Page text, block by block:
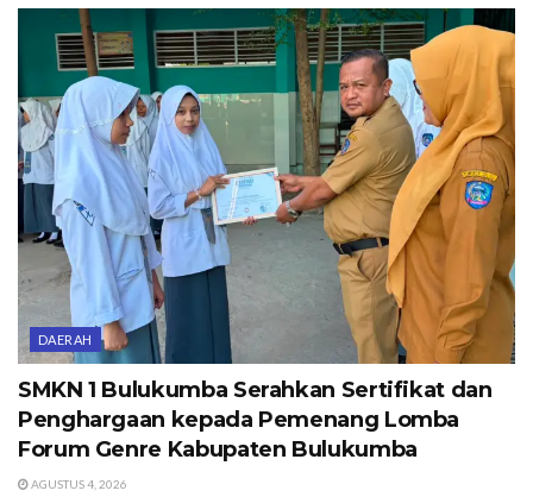
DAERAH
SMKN 1 Bulukumba Serahkan Sertifikat dan
Penghargaan kepada Pemenang Lomba
Forum Genre Kabupaten Bulukumba
AGUSTUS 4, 2026